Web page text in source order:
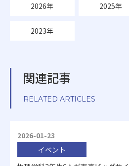
2026年 2025年
2023年
関連記事
RELATED ARTICLES
2026-01-23
イベント